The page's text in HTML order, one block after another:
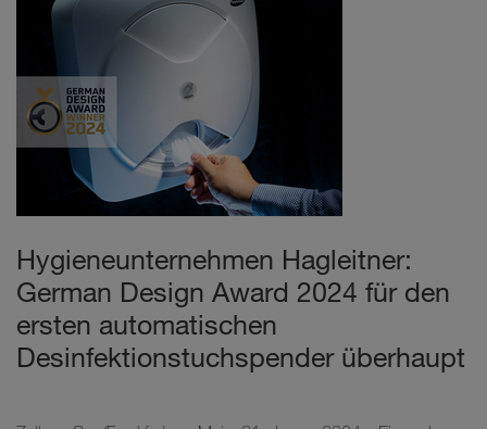
Hygieneunternehmen Hagleitner:
German Design Award 2024 für den
ersten automatischen
Desinfektionstuchspender überhaupt